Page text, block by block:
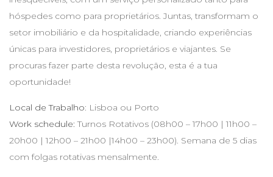
hóspedes como para proprietários. Juntas, transformam o
setor imobiliário e da hospitalidade, criando experiências
únicas para investidores, proprietários e viajantes. Se
procuras fazer parte desta revolução, esta é a tua
oportunidade!
Local de Trabalho: Lisboa ou Porto
Work schedule: Turnos Rotativos (08h00 – 17h00 | 11h00 –
20h00 | 12h00 – 21h00 |14h00 – 23h00). Semana de 5 dias
com folgas rotativas mensalmente.